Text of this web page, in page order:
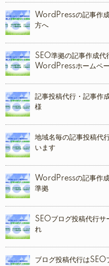
WordPressの記事作成
方へ
SEO準拠の記事作成代
WordPressホームペ
記事投稿代行・記事
様
地域名毎の記事投稿代
います
WordPressの記事作
準拠
SEOブログ投稿代行サ
れ
ブログ投稿代行はSEO